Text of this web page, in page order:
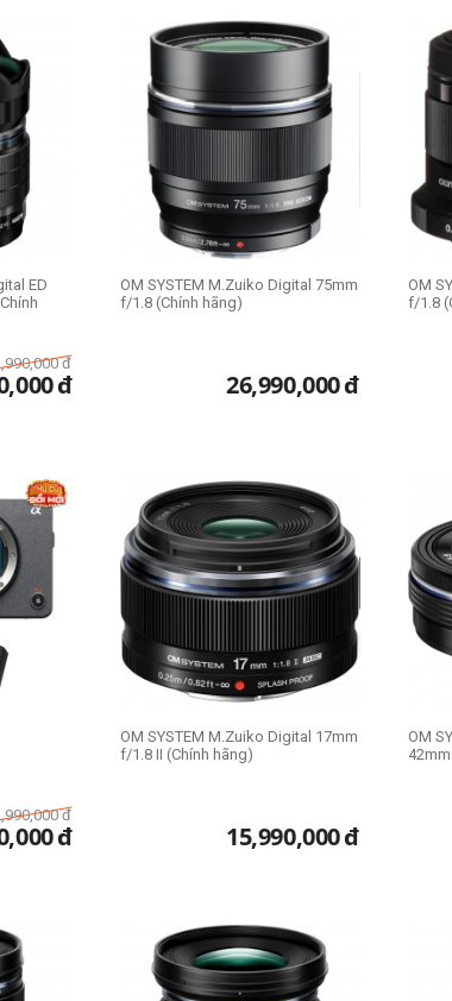
ED
đ
đ
OM SYSTEM M.Zuiko Digital 75mm
f/1.8 (Chính hãng)
26,990,000đ
OM
f/1.8
đ
đ
OM SYSTEM M.Zuiko Digital 17mm
f/1.8 II (Chính hãng)
15,990,000đ
OM